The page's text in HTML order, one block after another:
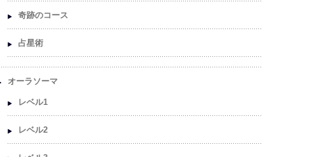
奇跡のコース
占星術
オーラソーマ
レベル1
レベル2